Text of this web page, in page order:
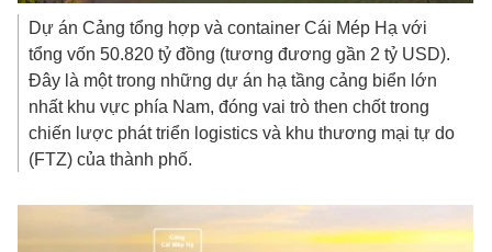
Dự án Cảng tổng hợp và container Cái Mép Hạ với
tổng vốn50.820 tỷ đồng (tương đương gần 2 tỷ USD).
Đây là một trong những dự án hạ tầng cảng biển lớn
nhất khu vực phía Nam, đóng vai trò then chốt trong
chiến lược phát triển logistics và khu thương mại tự do
(FTZ) của thành phố.